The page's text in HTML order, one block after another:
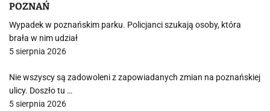
POZNAŃ
Wypadek w poznańskim parku. Policjanci szukają osoby, która
brała w nim udział
5 sierpnia 2026
Nie wszyscy są zadowoleni z zapowiadanych zmian na poznańskiej
ulicy. Doszło tu …
5 sierpnia 2026